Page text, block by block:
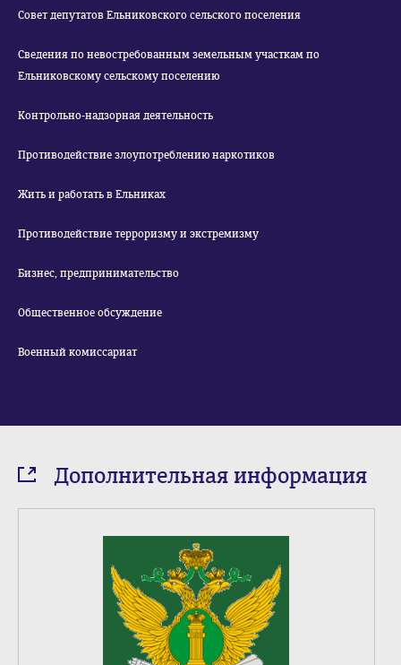
Совет депутатов Ельниковского сельского поселения
Сведения по невостребованным земельным участкам по
Ельниковскому сельскому поселению
Контрольно-надзорная деятельность
Противодействие злоупотреблению наркотиков
Жить и работать в Ельниках
Противодействие терроризму и экстремизму
Бизнес, предпринимательство
Общественное обсуждение
Военный комиссариат
Дополнительная информация